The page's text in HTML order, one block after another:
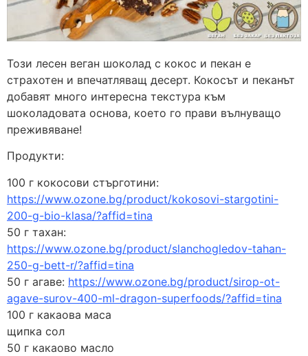
Този лесен веган шоколад с кокос и пекан е
страхотен и впечатляващ десерт. Кокосът и пеканът
добавят много интересна текстура към
шоколадовата основа, което го прави вълнуващо
преживяване!
Продукти:
100 г кокосови стърготини:
https://www.ozone.bg/product/kokosovi-stargotini-
200-g-bio-klasa/?affid=tina
50 г тахан:
https://www.ozone.bg/product/slanchogledov-tahan-
250-g-bett-r/?affid=tina
50 г агаве: https://www.ozone.bg/product/sirop-ot-
agave-surov-400-ml-dragon-superfoods/?affid=tina
100 г какаова маса
щипка сол
50 г какаово масло